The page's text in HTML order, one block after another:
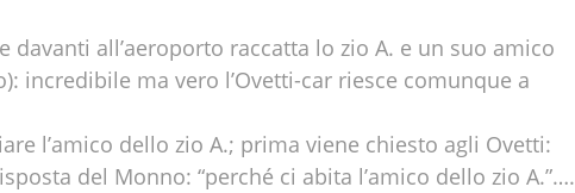
davanti all’aeroporto raccatta lo zio A. e un suo amico
incredibile ma vero l’Ovetti-car riesce comunque a
l’amico dello zio A.; prima viene chiesto agli Ovetti:
del Monno: “perché ci abita l’amico dello zio A.”….